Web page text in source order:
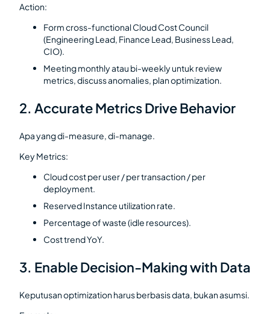
Action:
Form cross-functional Cloud Cost Council
(Engineering Lead, Finance Lead, Business Lead,
CIO).
Meeting monthly atau bi-weekly untuk review
metrics, discuss anomalies, plan optimization.
2. Accurate Metrics Drive Behavior
Apa yang di-measure, di-manage.
Key Metrics:
Cloud cost per user / per transaction / per
deployment.
Reserved Instance utilization rate.
Percentage of waste (idle resources).
Cost trend YoY.
3. Enable Decision-Making with Data
Keputusan optimization harus berbasis data, bukan asumsi.